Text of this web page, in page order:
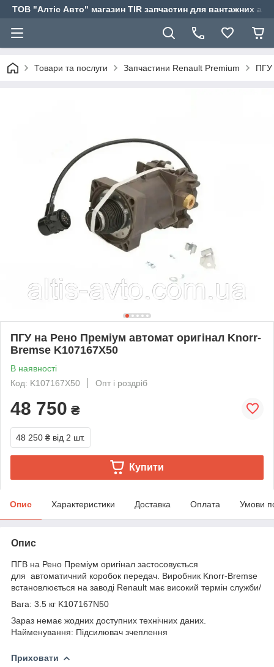
ТОВ "Алтіс Авто" магазин TIR запчастин для вантажних
Товари та послуги Запчастини Renault Premium ПГУ
ПГУ на Рено Преміум автомат оригінал Knorr-
Bremse K107167X50
В наявності
Код: K107167X50
Опт і роздріб
48 750 ₴
48 250 ₴ від 2 шт.
Купити
Опис Характеристики Доставка Оплата Умови
Опис
ПГВ на Рено Преміум оригінал застосовується
для автоматичний коробок передач. Виробник Knorr-Bremse
встановлюється на заводі Renault має високий термін служби/
Вага: 3.5 кг K107167N50
Зараз немає жодних доступних технічних даних.
Найменування: Підсилювач зчеплення
Приховати